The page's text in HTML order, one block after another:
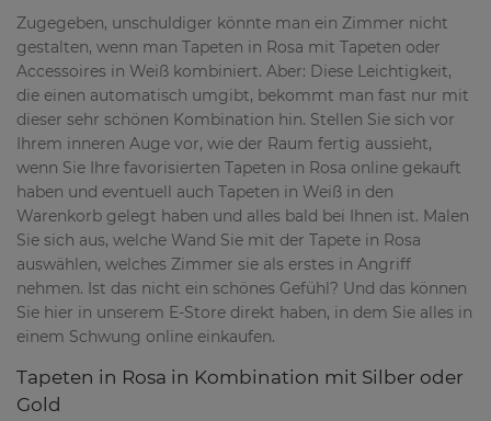
Zugegeben, unschuldiger könnte man ein Zimmer nicht
gestalten, wenn man Tapeten in Rosa mit Tapeten oder
Accessoires in Weiß kombiniert. Aber: Diese Leichtigkeit,
die einen automatisch umgibt, bekommt man fast nur mit
dieser sehr schönen Kombination hin. Stellen Sie sich vor
Ihrem inneren Auge vor, wie der Raum fertig aussieht,
wenn Sie Ihre favorisierten Tapeten in Rosa online gekauft
haben und eventuell auch Tapeten in Weiß in den
Warenkorb gelegt haben und alles bald bei Ihnen ist. Malen
Sie sich aus, welche Wand Sie mit der Tapete in Rosa
auswählen, welches Zimmer sie als erstes in Angriff
nehmen. Ist das nicht ein schönes Gefühl? Und das können
Sie hier in unserem E-Store direkt haben, in dem Sie alles in
einem Schwung online einkaufen.
Tapeten in Rosa in Kombination mit Silber oder
Gold